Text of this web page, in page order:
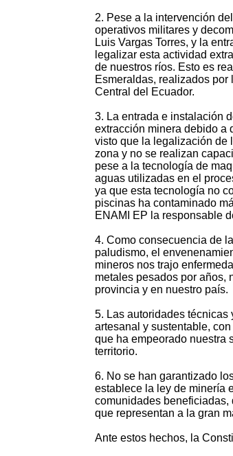
2. Pese a la intervención
operativos militares y
Luis Vargas Torres, y la
legalizar esta actividad
de nuestros ríos. Esto es
Esmeraldas, realizados
Central del Ecuador.
3. La entrada e instalación
extracción minera debido a
visto que la legalización de
zona y no se realizan
pese a la tecnología de
aguas utilizadas en el
ya que esta tecnología no
piscinas ha contaminado
ENAMI EP la responsable
4. Como consecuencia de
paludismo, el
mineros nos trajo
metales pesados por años,
provincia y en nuestro país.
5. Las autoridades
artesanal y sustentable,
que ha empeorado nuestra
territorio.
6. No se han garantizado
establece la ley de minería
comunidades beneficiadas,
que representan a la gran
Ante estos hechos, la